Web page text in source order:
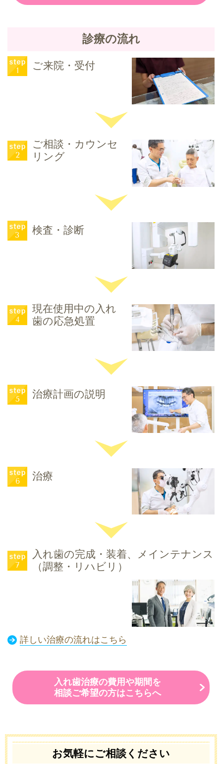
診療の流れ
ご来院・受付
ご相談・カウンセ
リング
検査・診断
現在使用中の入れ
歯の応急処置
治療計画の説明
治療
入れ歯の完成・装着、メインテナンス
（調整・リハビリ）
詳しい治療の流れはこちら
入れ歯治療の費用や期間を
相談ご希望の方はこちらへ
お気軽にご相談ください